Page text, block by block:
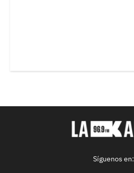
Síguenos en: